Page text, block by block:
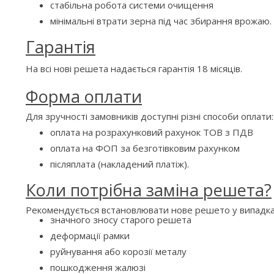
стабільна робота системи очищення
мінімальні втрати зерна під час збирання врожаю.
Гарантія
На всі нові решета надається гарантія 18 місяців.
Форма оплати
Для зручності замовників доступні різні способи оплати:
оплата на розрахунковий рахунок ТОВ з ПДВ
оплата на ФОП за безготівковим рахунком
післяплата (накладений платіж).
Коли потрібна заміна решета?
Рекомендується встановлювати нове решето у
значного зносу старого решета
деформації рамки
руйнування або корозії металу
пошкодження жалюзі